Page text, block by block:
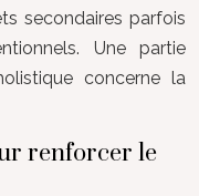
secondaires parfois
Une partie
concerne la
renforcer le